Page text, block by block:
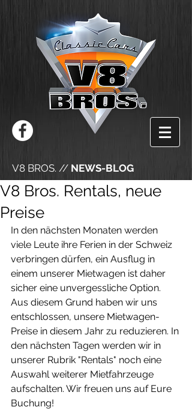
V8 BROS. // NEWS-BLOG
V8 Bros. Rentals, neue
Preise
In den nächsten Monaten werden
viele Leute ihre Ferien in der Schweiz
verbringen dürfen, ein Ausflug in
einem unserer Mietwagen ist daher
sicher eine unvergessliche Option.
Aus diesem Grund haben wir uns
entschlossen, unsere Mietwagen-
Preise in diesem Jahr zu reduzieren. In
den nächsten Tagen werden wir in
unserer Rubrik "Rentals" noch eine
Auswahl weiterer Mietfahrzeuge
aufschalten. Wir freuen uns auf Eure
Buchung!